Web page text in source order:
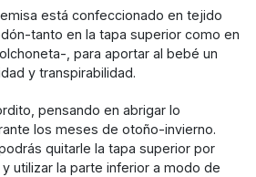
está confeccionado en tejido
tanto en la tapa superior como en
, para aportar al bebé un
y transpirabilidad.
pensando en abrigar lo
los meses de otoño-invierno.
quitarle la tapa superior por
utilizar la parte inferior a modo de